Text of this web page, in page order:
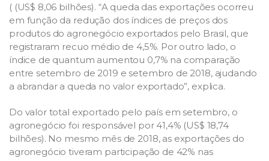
( (US$ 8,06 bilhões). “A queda das exportações ocorreu
em função da redução dos índices de preços dos
produtos do agronegócio exportados pelo Brasil, que
registraram recuo médio de 4,5%. Por outro lado, o
índice de quantum aumentou 0,7% na comparação
entre setembro de 2019 e setembro de 2018, ajudando
a abrandar a queda no valor exportado”, explica.
Do valor total exportado pelo país em setembro, o
agronegócio foi responsável por 41,4% (US$ 18,74
bilhões). No mesmo mês de 2018, as exportações do
agronegócio tiveram participação de 42% nas